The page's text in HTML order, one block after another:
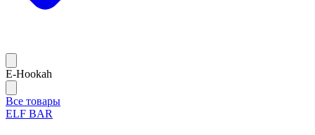
Е-Hookah
Все товары
ELF BAR